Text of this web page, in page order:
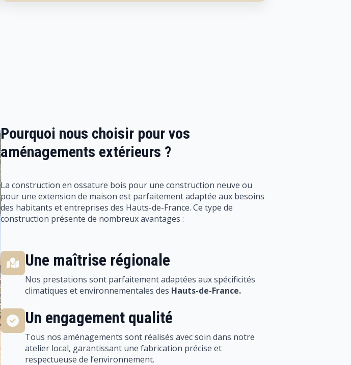
aménagements extérieurs ?
pour une extension de maison est parfaitement adaptée aux besoins
des habitants et entreprises des Hauts-de-France. Ce type de
construction présente de nombreux avantages :
Une maîtrise régionale
Nos prestations sont parfaitement adaptées aux spécificités
climatiques et environnementales desHauts-de-France.
Un engagement qualité
Tous nos aménagements sont réalisés avec soin dans notre
atelier local, garantissant une fabrication précise et
respectueuse de l’environnement.